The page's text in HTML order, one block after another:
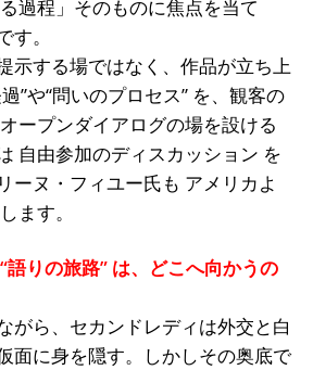
過程」そのものに焦点を当て
。
示する場ではなく、作品が立ち上
”や“問いのプロセス” を、観客の
ープンダイアログの場を設ける
自由参加のディスカッション を
ーヌ・フィユー氏も アメリカよ
ます。
語りの旅路” は、どこへ向かうの
がら、セカンドレディは外交と白
面に身を隠す。しかしその奥底で